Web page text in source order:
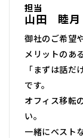
担当
山田 睦月
御社のご希望
メリットのあ
「まずは話
です。
オフィス移転
い。
一緒にベスト